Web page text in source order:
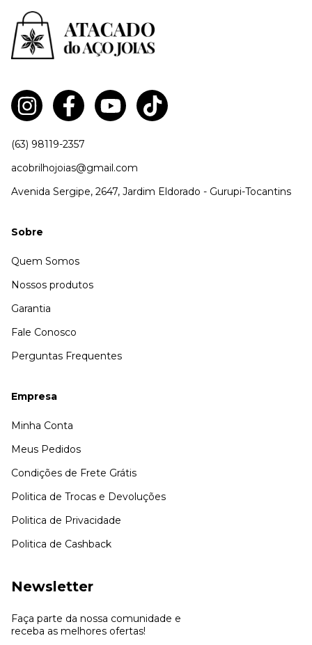
(63) 98119-2357
acobrilhojoias@gmail.com
Avenida Sergipe, 2647, Jardim Eldorado - Gurupi-Tocantins
Sobre
Quem Somos
Nossos produtos
Garantia
Fale Conosco
Perguntas Frequentes
Empresa
Minha Conta
Meus Pedidos
Condições de Frete Grátis
Politica de Trocas e Devoluções
Politica de Privacidade
Politica de Cashback
Newsletter
Faça parte da nossa comunidade e
receba as melhores ofertas!